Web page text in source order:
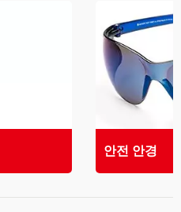
안전 안경